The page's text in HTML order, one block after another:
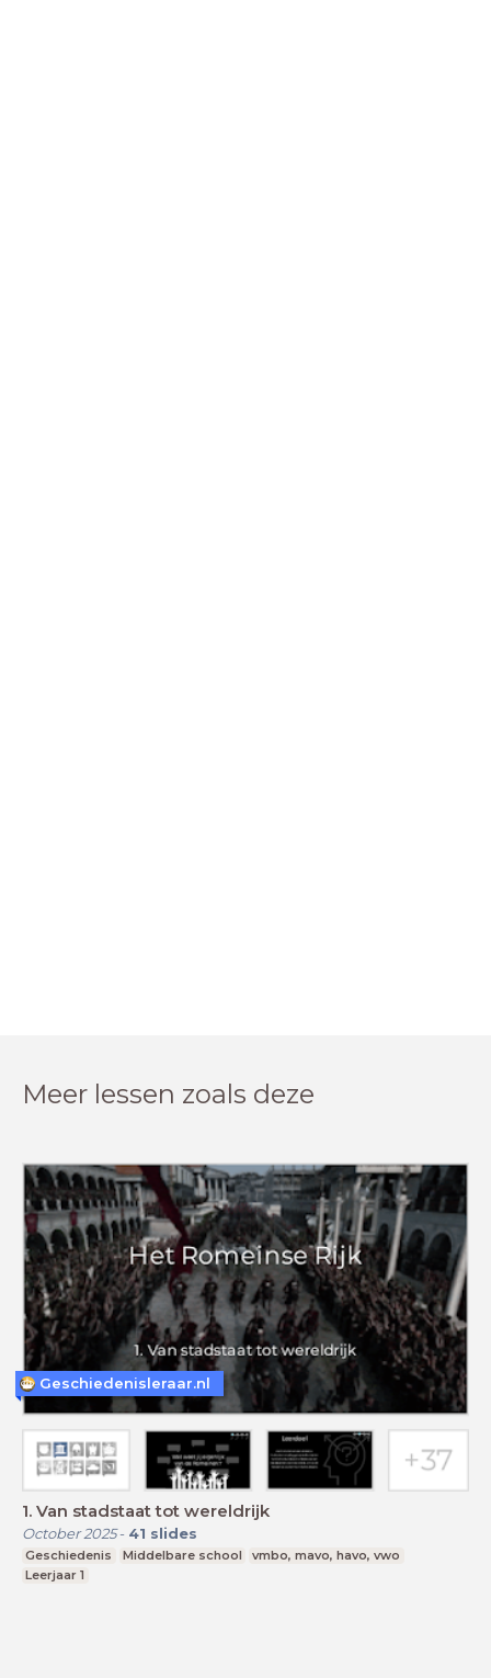
Meer lessen zoals deze
1. Van stadstaat tot wereldrijk
October 2025- 41 slides
Geschiedenis Middelbare school
vmbo, mavo, havo, vwo
Leerjaar 1
Geschiedenisleraar.nl